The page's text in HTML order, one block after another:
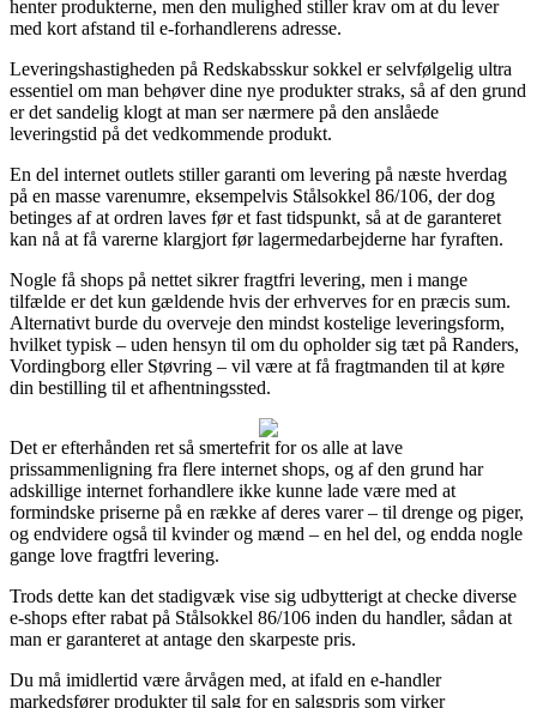
henter produkterne, men den mulighed stiller krav om at du lever
med kort afstand til e-forhandlerens adresse.
Leveringshastigheden på Redskabsskur sokkel er selvfølgelig ultra
essentiel om man behøver dine nye produkter straks, så af den grund
er det sandelig klogt at man ser nærmere på den anslåede
leveringstid på det vedkommende produkt.
En del internet outlets stiller garanti om levering på næste hverdag
på en masse varenumre, eksempelvis Stålsokkel 86/106, der dog
betinges af at ordren laves før et fast tidspunkt, så at de garanteret
kan nå at få varerne klargjort før lagermedarbejderne har fyraften.
Nogle få shops på nettet sikrer fragtfri levering, men i mange
tilfælde er det kun gældende hvis der erhverves for en præcis sum.
Alternativt burde du overveje den mindst kostelige leveringsform,
hvilket typisk – uden hensyn til om du opholder sig tæt på Randers,
Vordingborg eller Støvring – vil være at få fragtmanden til at køre
din bestilling til et afhentningssted.
Det er efterhånden ret så smertefrit for os alle at lave
prissammenligning fra flere internet shops, og af den grund har
adskillige internet forhandlere ikke kunne lade være med at
formindske priserne på en række af deres varer – til drenge og piger,
og endvidere også til kvinder og mænd – en hel del, og endda nogle
gange love fragtfri levering.
Trods dette kan det stadigvæk vise sig udbytterigt at checke diverse
e-shops efter rabat på Stålsokkel 86/106 inden du handler, sådan at
man er garanteret at antage den skarpeste pris.
Du må imidlertid være årvågen med, at ifald en e-handler
markedsfører produkter til salg for en salgspris som virker